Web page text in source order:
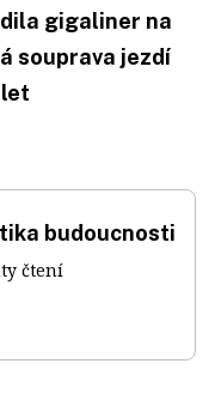
gigaliner na
souprava jezdí
budoucnosti
čtení